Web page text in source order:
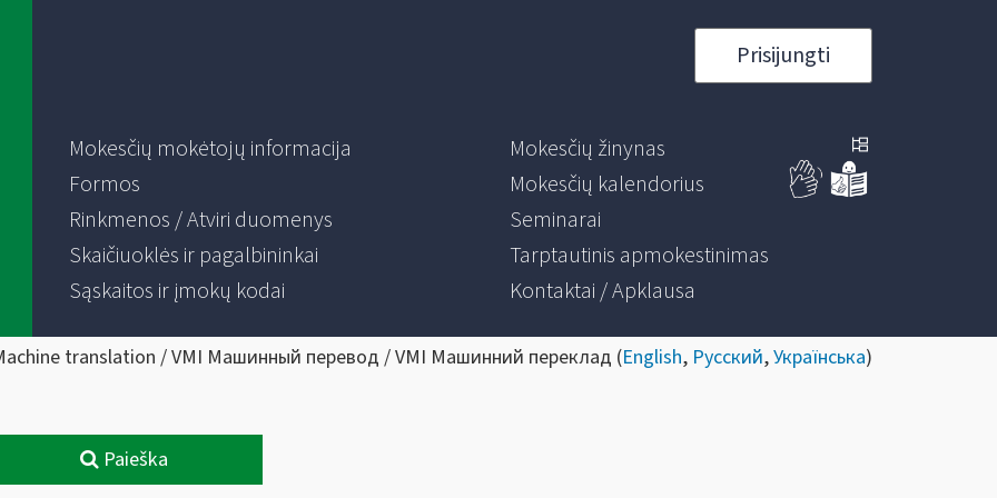
Prisijungti
Mokesčių mokėtojų informacija
Formos
Rinkmenos / Atviri duomenys
Skaičiuoklės ir pagalbininkai
Sąskaitos ir įmokų kodai
Mokesčių žinynas
Mokesčių kalendorius
Seminarai
Tarptautinis apmokestinimas
Kontaktai / Apklausa
translation / VMI Машинный перевод / VMI Машинний переклад (English, Русский,Українська)
Paieška